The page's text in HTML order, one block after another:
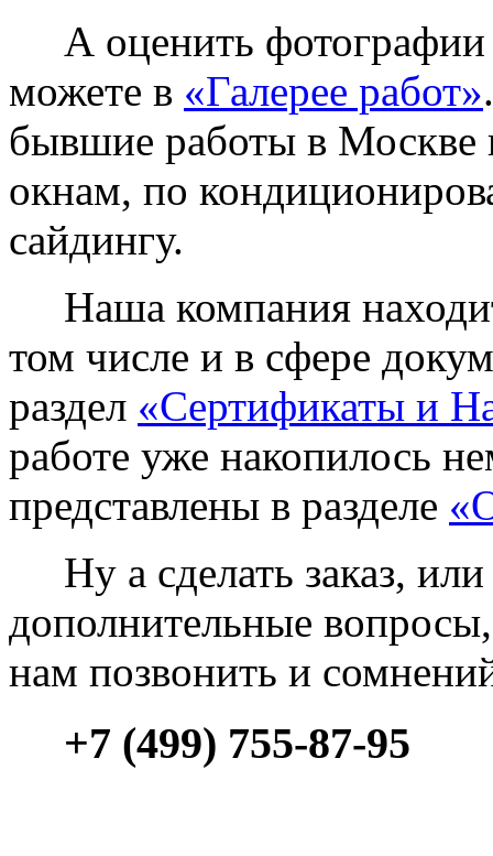
А оценить фотографии
можете в «Галерее работ»
бывшие работы в Москве
окнам, по
сайдингу.
Наша компания
том числе и в сфере
раздел «Сертификаты и
работе уже накопилось
представлены в разделе
Ну а сделать заказ, или
дополнительные вопросы,
нам позвонить и
+7 (499) 755-87-95